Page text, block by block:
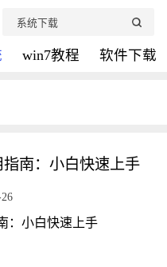
win7教程 软件下载
指南：小白快速上手
：小白快速上手